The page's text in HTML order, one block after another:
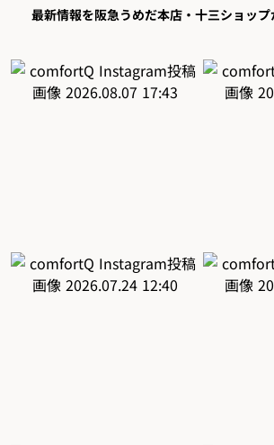
最新情報を阪急うめだ本店・十三ショッ